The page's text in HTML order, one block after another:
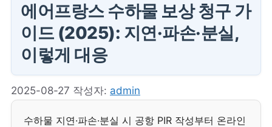
에어프랑스 수하물 보상 청구 가
이드 (2025): 지연·파손·분실,
이렇게 대응
2025-08-27 작성자: admin
수하물 지연·파손·분실 시 공항 PIR 작성부터 온라인